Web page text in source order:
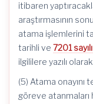
itibaren
araştırmasının
atama işlemlerini
tarihli ve 7201
ilgililere yazılı
(5) Atama onayını
göreve